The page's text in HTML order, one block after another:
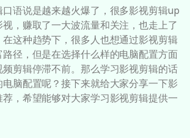
热线：4000-300624
立即购买
语说是越来越火爆了，很多影视剪辑up
，赚取了一大波流量和关注，也走上了
这种趋势下，很多人也想通过影视剪辑
径，但是在选择什么样的电脑配置方面
剪辑停滞不前。那么学习影视剪辑的话
脑配置呢？接下来就给大家分享一下影
，希望能够对大家学习影视剪辑提供一